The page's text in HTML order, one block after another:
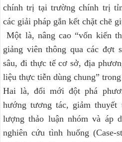
chính trị tại trường chính trị
các giải pháp gắn kết chặt chẽ
Một là, nâng cao “vốn kiến
giảng viên thông qua các đợt
sâu, đi thực tế cơ sở, địa
liệu thực tiễn dùng chung”
Hai là, đổi mới đột phá
hướng tương tác, giảm
lượng thảo luận nhóm và áp
nghiên cứu tình huống (Case-